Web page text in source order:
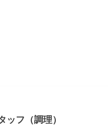
ッフ（調理）